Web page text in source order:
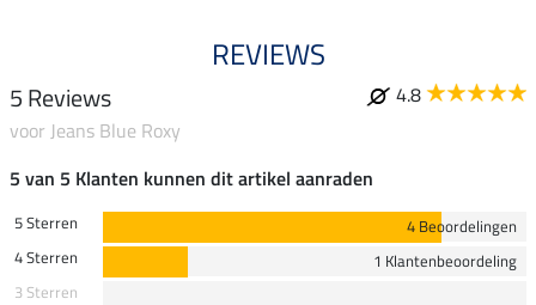
REVIEWS
5 Reviews
4.8
voor Jeans Blue Roxy
5 van 5 Klanten kunnen dit artikel aanraden
5 Sterren
4 Beoordelingen
4 Sterren
1 Klantenbeoordeling
3 Sterren